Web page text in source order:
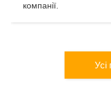
компанії.
Усі